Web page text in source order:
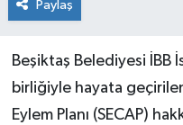
Paylaş
Beşiktaş Belediyesi İBB
birliğiyle hayata
Eylem Planı (SECAP)